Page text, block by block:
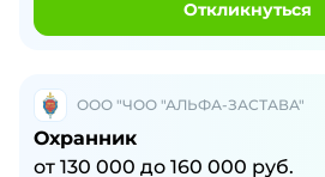
Откликнуться
ООО "ЧОО "АЛЬФА-ЗАСТАВА"
Охранник
от 130 000 до 160 000 руб.